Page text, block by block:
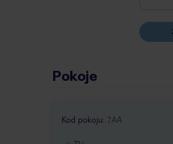
Pokoje
Kod pokoju: 7AA